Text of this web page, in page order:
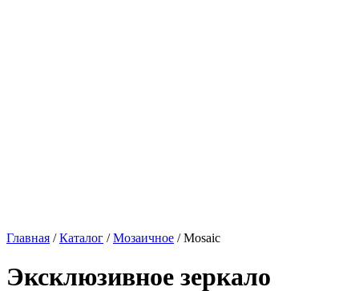
Главная /Каталог /Мозаичное /Mosaic
Эксклюзивное зеркало